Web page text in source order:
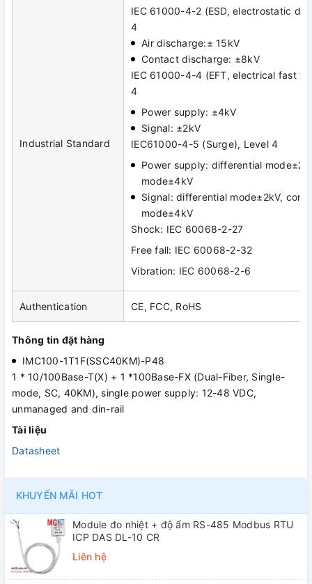
Industrial Standard
IEC 61000-4-2 (ESD, electrostatic
4
Air discharge:± 15kV
Contact discharge: ±8kV
IEC 61000-4-4 (EFT, electrical fast
4
Power supply: ±4kV
Signal: ±2kV
IEC61000-4-5 (Surge), Level 4
Power supply: differential
mode±4kV
Signal: differential mode±2kV,
mode±4kV
Shock: IEC 60068-2-27
Free fall: IEC 60068-2-32
Vibration: IEC 60068-2-6
Authentication CE, FCC, RoHS
Thông tin đặt hàng
IMC100-1T1F(SSC40KM)-P48
1 * 10/100Base-T(X) + 1 *100Base-FX (Dual-Fiber, Single-
mode, SC, 40KM), single power supply: 12-48 VDC,
unmanaged and din-rail
Tài liệu
Datasheet
KHUYẾN MÃI HOT
Module đo nhiệt + độ ẩm RS-485 Modbus RTU
ICP DAS DL-10 CR
Liên hệ